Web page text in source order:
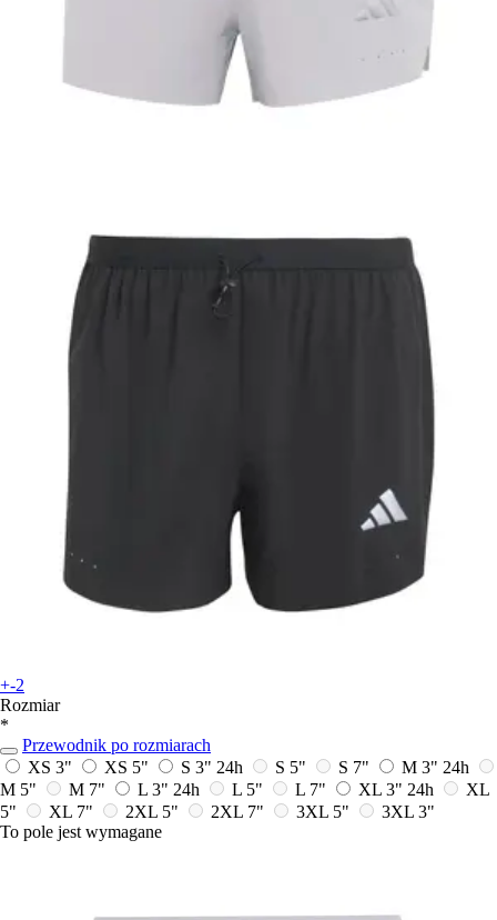
+-2
Rozmiar
*
Przewodnik po rozmiarach
XS 3"
XS 5" S 3" 24h S 5" S 7" M 3" 24h
M 5"
M 7" L 3" 24h L 5" L 7" XL 3" 24h
XL
5"
XL 7" 2XL 5" 2XL 7" 3XL 5"
3XL 3"
To pole jest wymagane